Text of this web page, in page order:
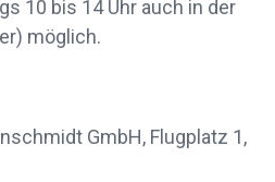
10 bis 14 Uhr auch in der
möglich.
GmbH, Flugplatz 1,